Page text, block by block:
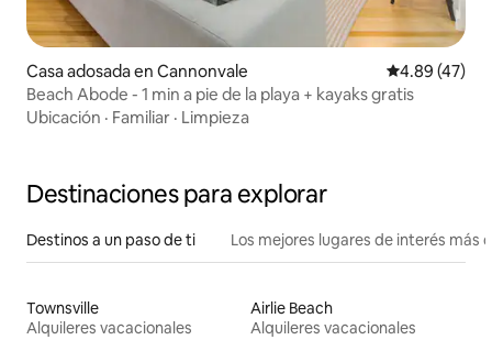
Casa adosada en Cannonvale Calificación
4.89 (47)
Beach Abode - 1 min a pie de la playa + kayaks gratis
Ubicación · Familiar · Limpieza
Destinaciones para explorar
Destinos a un paso de ti Los mejores lugares de interés más
Townsville
Alquileres vacacionales
Airlie Beach
Alquileres vacacionales